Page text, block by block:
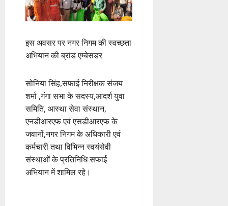
इस अवसर पर नगर निगम की स्वच्छता
अभियान की ब्रांड एम्बेसडर
सोनिया सिंह,सफाई निरीक्षक संजय
शर्मा ,गंगा सभा के सदस्य,आदर्श युवा
समिति, आस्था सेवा संस्थान,
एनडीआरएफ एवं एसडीआरएफ के
जवानों,नगर निगम के अधिकारी एवं
कर्मचारी तथा विभिन्न स्वयंसेवी
संस्थाओं के प्रतिनिधि सफाई
अभियान में शामिल रहे।